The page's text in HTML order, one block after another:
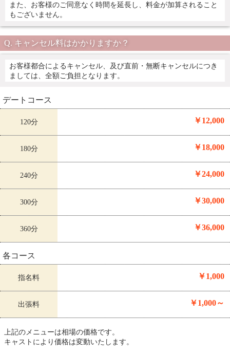
また、お客様のご同意なく時間を延長し、料金が加算されること
もございません。
キャンセル料はかかりますか？
お客様都合によるキャンセル、及び直前・無断キャンセルにつき
ましては、全額ご負担となります。
デートコース
120分 ￥12,000
180分 ￥18,000
240分 ￥24,000
300分 ￥30,000
360分 ￥36,000
各コース
指名料 ￥1,000
出張料 ￥1,000～
上記のメニューは相場の価格です。
キャストにより価格は変動いたします。